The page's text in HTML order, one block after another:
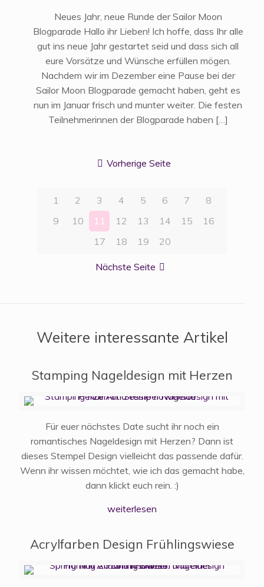
Neues Jahr, neue Runde der Sailor Moon
Blogparade Hallo ihr Lieben! Ich hoffe, dass Ihr alle
gut ins neue Jahr gestartet seid und dass sich all
eure Vorsätze und Wünsche erfüllen mögen.
Nachdem wir im Dezember eine Pause bei der
Sailor Moon Blogparade gemacht haben, geht es
nun im Januar frisch und munter weiter. Die festen
Teilnehmerinnen der Blogparade haben […]
Vorherige Seite
1 2 3 4 5 6 7
8
9
10 11 12 13 14 15
16
17
18 19 20
Nächste Seite
Weitere interessante Artikel
Stamping Nageldesign mit Herzen
Für euer nächstes Date sucht ihr noch ein
romantisches Nageldesign mit Herzen? Dann ist
dieses Stempel Design vielleicht das passende dafür.
Wenn ihr wissen möchtet, wie ich das gemacht habe,
dann klickt euch rein. :)
weiterlesen
Acrylfarben Design Frühlingswiese